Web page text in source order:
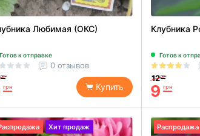
Любимая (ОКС)
Готов к отправке
0 отзывов
грн
грн Купить
Клубника
Готов к
12 грн
9 грн
Хит продаж Распродажа